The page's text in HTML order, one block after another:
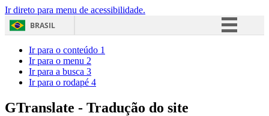
Ir direto para menu de acessibilidade.
BRASIL
Acesso à informação
Ir para o conteúdo 1
Ir para o menu 2
Ir para a busca 3
Ir para o rodapé 4
GTranslate - Tradução do site